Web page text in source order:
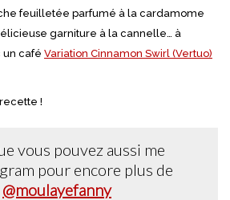
feuilletée parfumé à la cardamome
garniture à la cannelle… à
un café Variation Cinnamon Swirl (Vertuo)
!
vous pouvez aussi me
pour encore plus de
@moulayefanny